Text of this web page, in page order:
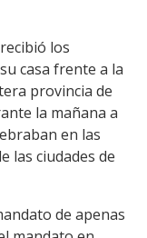
los
casa frente a la
provincia de
la mañana a
en las
las ciudades de
de apenas